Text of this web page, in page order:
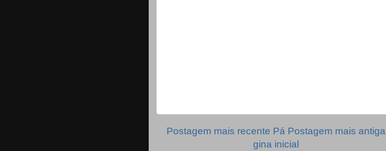
Postagem mais recente Postagem mais antiga
Pá
gina inicial